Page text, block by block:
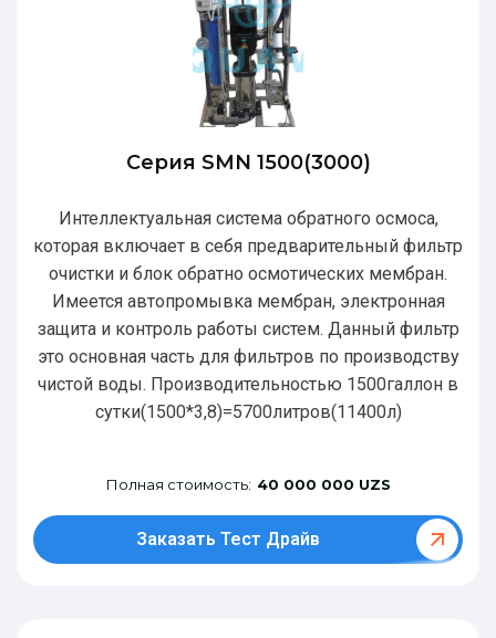
Серия SMN 1500(3000)
Интеллектуальная система обратного осмоса,
которая включает в себя предварительный фильтр
очистки и блок обратно осмотических мембран.
Имеется автопромывка мембран, электронная
защита и контроль работы систем. Данный фильтр
это основная часть для фильтров по производству
чистой воды. Производительностью 1500галлон в
сутки(1500*3,8)=5700литров(11400л)
Полная стоимость: 40 000 000 UZS
Заказать Тест Драйв